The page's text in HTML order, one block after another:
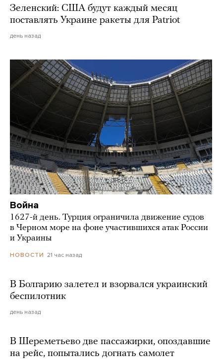
Зеленский: США будут каждый месяц
поставлять Украине ракеты для Patriot
день назад
Война
1627-й день. Турция ограничила движение судов
в Черном море на фоне участившихся атак России
и Украины
НОВОСТИ 21 час назад
В Болгарию залетел и взорвался украинский
беспилотник
день назад
В Шереметьево две пассажирки, опоздавшие
на рейс, попытались догнать самолет